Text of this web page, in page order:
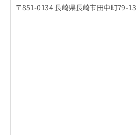
〒851-0134 長崎県長崎市田中町79-13